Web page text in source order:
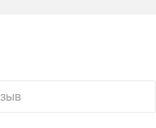
Вы можете стать